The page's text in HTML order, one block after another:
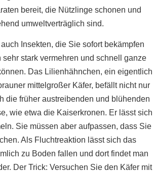
bereit, die Nützlinge schonen und
umweltverträglich sind.
Insekten, die Sie sofort bekämpfen
stark vermehren und schnell ganze
Das Lilienhähnchen, ein eigentlich
mittelgroßer Käfer, befällt nicht nur
die früher austreibenden und blühenden
wie etwa die Kaiserkronen. Er lässt sich
Sie müssen aber aufpassen, dass Sie
Als Fluchtreaktion lässt sich das
zu Boden fallen und dort findet man
Der Trick: Versuchen Sie den Käfer mit